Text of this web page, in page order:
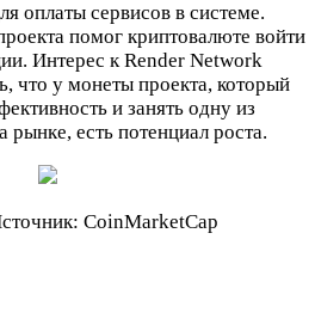
оплаты сервисов в системе.
помог криптовалюте войти
Интерес к Render Network
что у монеты проекта, который
и занять одну из
есть потенциал роста.
CoinMarketCap